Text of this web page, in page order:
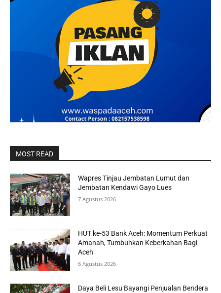
MOST READ
Wapres Tinjau Jembatan Lumut dan
Jembatan Kendawi Gayo Lues
7 Agustus 2026
HUT ke-53 Bank Aceh: Momentum Perkuat
Amanah, Tumbuhkan Keberkahan Bagi
Aceh
6 Agustus 2026
Daya Beli Lesu Bayangi Penjualan Bendera